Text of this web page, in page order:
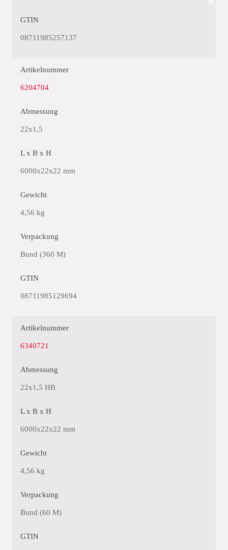
GTIN
08711985257137
Artikelnummer
6204704
Abmessung
22x1,5
L x B x H
6000x22x22 mm
Gewicht
4,56 kg
Verpackung
Bund (360 M)
GTIN
08711985129694
Artikelnummer
6340721
Abmessung
22x1,5 HB
L x B x H
6000x22x22 mm
Gewicht
4,56 kg
Verpackung
Bund (60 M)
GTIN